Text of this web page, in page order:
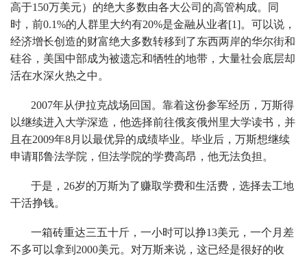
高于150万美元）的绝大多数由各大公司的高管构成。同
时，前0.1%的人群里大约有20%是金融从业者[1]。可以说，
经济增长创造的财富绝大多数转移到了东西两岸的华尔街和
硅谷，美国中部成为被遗忘和牺牲的地带，大量社会底层却
活在水深火热之中。
2007年从伊拉克战场回国。靠着这份参军经历，万斯得
以继续进入大学深造，他选择前往俄亥俄州里大学读书，并
且在2009年8月以最优异的成绩毕业。毕业后，万斯想继续
申请耶鲁法学院，但法学院的学费高昂，他无法负担。
于是，26岁的万斯为了赚取学费和生活费，选择去工地
干活挣钱。
一箱砖重达三五十斤，一小时可以挣13美元，一个月差
不多可以拿到2000美元。对万斯来说，这已经是很好的收